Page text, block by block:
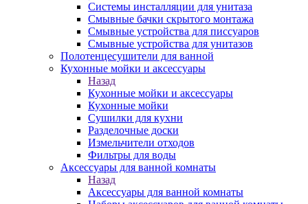
Системы инсталляции для унитаза
Смывные бачки скрытого монтажа
Смывные устройства для писсуаров
Смывные устройства для унитазов
Полотенцесушители для ванной
Кухонные мойки и аксессуары
Назад
Кухонные мойки и аксессуары
Кухонные мойки
Сушилки для кухни
Разделочные доски
Измельчители отходов
Фильтры для воды
Аксессуары для ванной комнаты
Назад
Аксессуары для ванной комнаты